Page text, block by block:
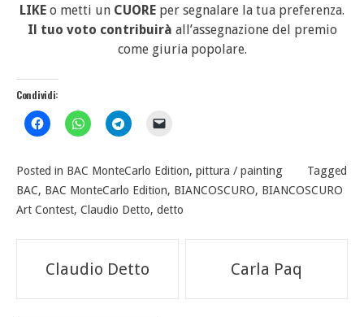
LIKE o metti un CUORE per segnalare la tua preferenza.
Il tuo voto contribuirà all’assegnazione del premio
come giuria popolare.
Condividi:
Posted in BAC MonteCarlo Edition, pittura / painting
Tagged
BAC, BAC MonteCarlo Edition, BIANCOSCURO, BIANCOSCURO
Art Contest, Claudio Detto, detto
Navigazione
articoli
Claudio Detto Carla Paq